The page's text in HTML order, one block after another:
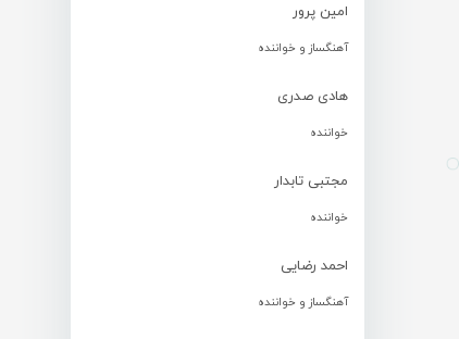
امین پرور
آهنگساز و خواننده
هادی صدری
خواننده
مجتبی تابدار
خواننده
احمد رضایی
آهنگساز و خواننده